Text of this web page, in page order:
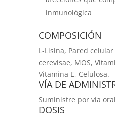
inmunológica
COMPOSICIÓN
L-Lisina, Pared
cerevisae, MOS,
Vitamina E, Celulosa.
VÍA DE
Suministre por vía
DOSIS